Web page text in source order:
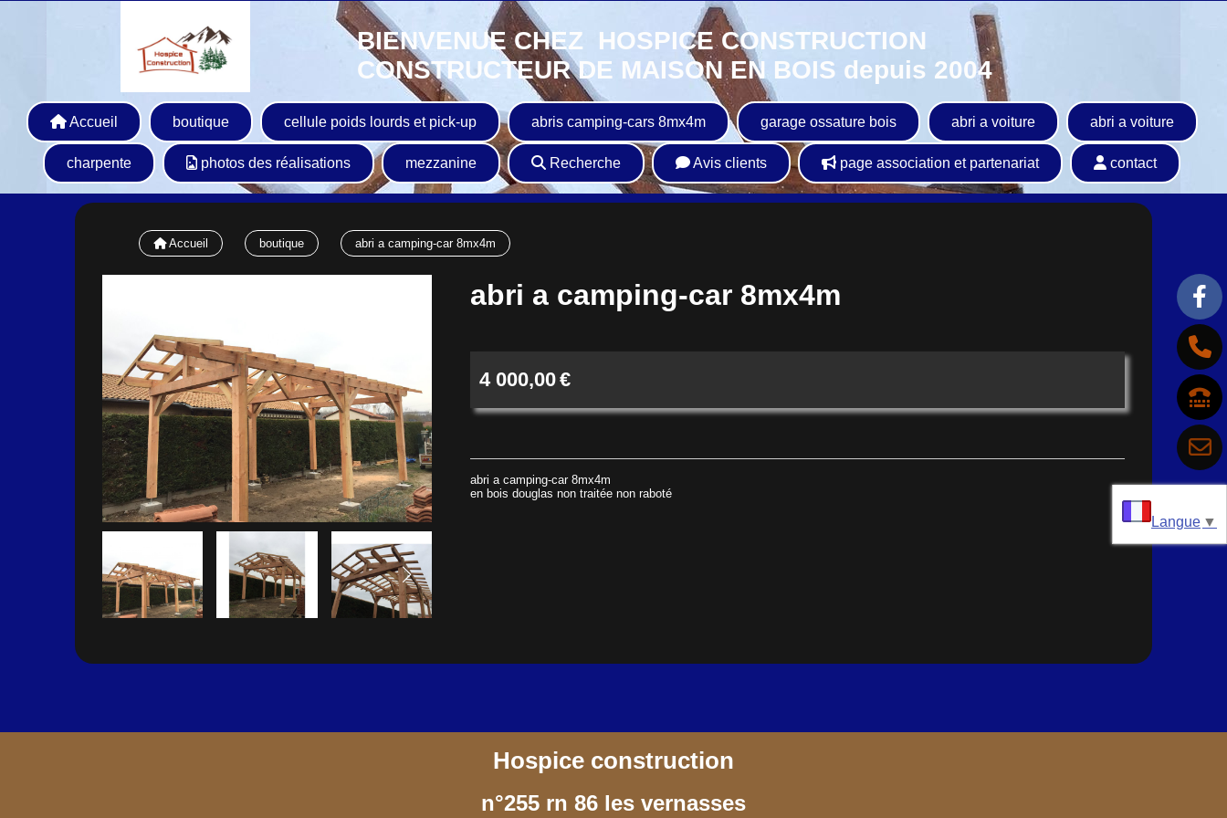
BIENVENUE CHEZ HOSPICE CONSTRUCTION
CONSTRUCTEUR DE MAISON EN BOIS depuis 2004
Accueil boutique cellule poids lourds et pick-up abris camping-cars 8mx4m garage ossature bois abri a voiture abri a voiture
charpente photos des réalisations mezzanine Recherche Avis clients page association et partenariat contact
Accueil boutique abri a camping-car 8mx4m
abri a camping-car 8mx4m
4 000,00€
abri a camping-car 8mx4m
en bois douglas non traitée non raboté
Hospice construction
n°255 rn 86 les vernasses
Langue ▼